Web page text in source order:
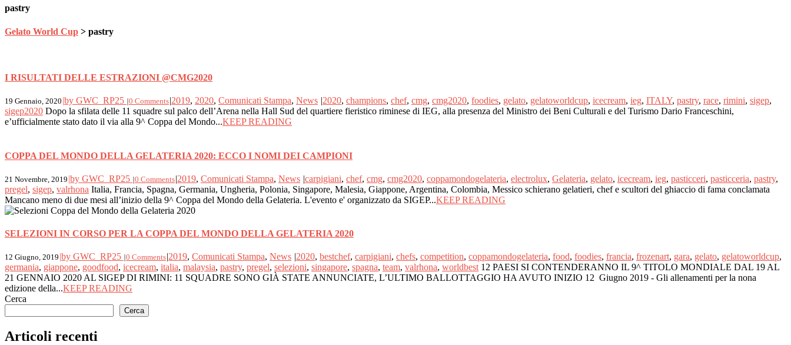
pastry
Gelato World Cup > pastry
I RISULTATI DELLE ESTRAZIONI @CMG2020
19 Gennaio, 2020 |by GWC_RP25 |0 Comments|2019, 2020, Comunicati Stampa, News |2020, champions, chef, cmg, cmg2020, foodies, gelato, gelatoworldcup, icecream, ieg, ITALY, pastry, race, rimini, sigep,
sigep2020 Dopo la sfilata delle 11 squadre sul palco dell’Arena nella Hall Sud del quartiere fieristico riminese di IEG, alla presenza del Ministro dei Beni Culturali e del Turismo Dario Franceschini,
e’ufficialmente stato dato il via alla 9^ Coppa del Mondo...KEEP READING
COPPA DEL MONDO DELLA GELATERIA 2020: ECCO I NOMI DEI CAMPIONI
21 Novembre, 2019 |by GWC_RP25 |0 Comments|2019, Comunicati Stampa, News |carpigiani, chef, cmg, cmg2020, coppamondogelateria, electrolux, Gelateria, gelato, icecream, ieg, pasticceri, pasticceria, pastry,
pregel, sigep, valrhona Italia, Francia, Spagna, Germania, Ungheria, Polonia, Singapore, Malesia, Giappone, Argentina, Colombia, Messico schierano gelatieri, chef e scultori del ghiaccio di fama conclamata
Mancano meno di due mesi all’inizio della 9^ Coppa del Mondo della Gelateria. L'evento e' organizzato da SIGEP...KEEP READING
SELEZIONI IN CORSO PER LA COPPA DEL MONDO DELLA GELATERIA 2020
12 Giugno, 2019 |by GWC_RP25 |0 Comments|2019, Comunicati Stampa, News |2020, bestchef, carpigiani, chefs, competition, coppamondogelateria, food, foodies, francia, frozenart, gara, gelato, gelatoworldcup,
germania, giappone, goodfood, icecream, italia, malaysia, pastry, pregel, selezioni, singapore, spagna, team, valrhona, worldbest 12 PAESI SI CONTENDERANNO IL 9^ TITOLO MONDIALE DAL 19 AL
21 GENNAIO 2020 AL SIGEP DI RIMINI: 11 SQUADRE SONO GIÀ STATE ANNUNCIATE, L’ULTIMO BALLOTTAGGIO HA AVUTO INIZIO 12 Giugno 2019 - Gli allenamenti per la nona
edizione della...KEEP READING
Cerca
Cerca
Articoli recenti